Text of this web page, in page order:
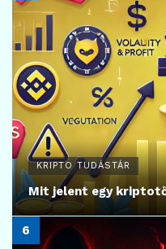
KRIPTO TUDÁSTÁR
Mit jelent egy